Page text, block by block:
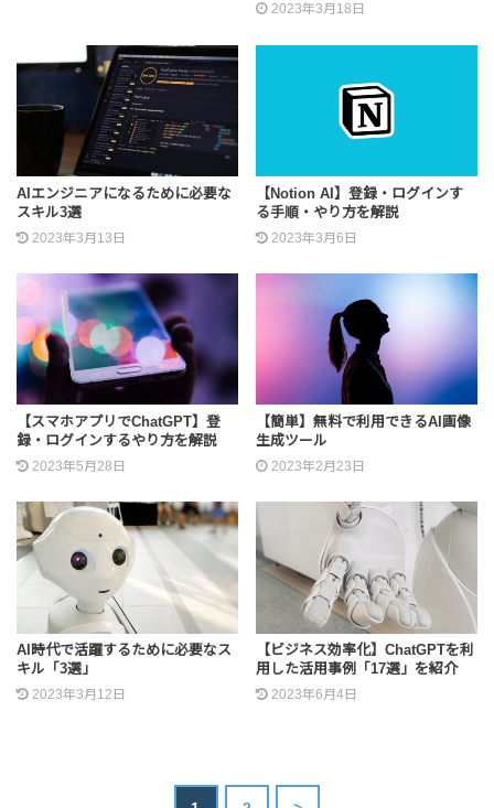
2023年3月18日
AIエンジニアになるために必要な
スキル3選
2023年3月13日
【Notion AI】登録・ログインす
る手順・やり方を解説
2023年3月6日
【スマホアプリでChatGPT】登
録・ログインするやり方を解説
2023年5月28日
【簡単】無料で利用できるAI画像
生成ツール
2023年2月23日
AI時代で活躍するために必要なス
キル「3選」
2023年3月12日
【ビジネス効率化】ChatGPTを利
用した活用事例「17選」を紹介
2023年6月4日